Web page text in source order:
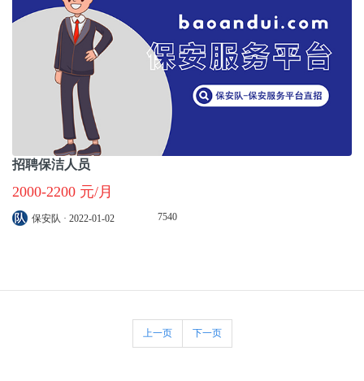
招聘保洁人员
2000-2200 元/月
保安队 · 2022-01-02 7540
上一页 下一页